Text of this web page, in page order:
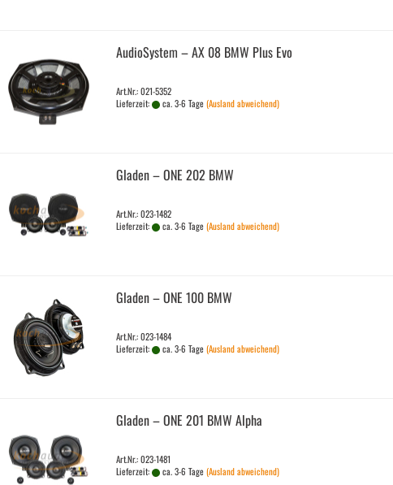
Au­dio­Sys­tem – AX 08 BMW Plus Evo
Art.Nr.: 021-5352
Lieferzeit:
ca. 3-6 Tage(Ausland abweichend)
Gla­den – ONE 202 BMW
Art.Nr.: 023-1482
Lieferzeit:
ca. 3-6 Tage(Ausland abweichend)
Gla­den – ONE 100 BMW
Art.Nr.: 023-1484
Lieferzeit:
ca. 3-6 Tage(Ausland abweichend)
Gla­den – ONE 201 BMW Alpha
Art.Nr.: 023-1481
Lieferzeit:
ca. 3-6 Tage(Ausland abweichend)